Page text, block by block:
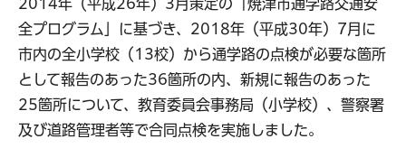
2014年（平成26年）3月策定の「焼津市通学路交通安
全プログラム」に基づき、2018年（平成30年）7月に
市内の全小学校（13校）から通学路の点検が必要な箇所
として報告のあった36箇所の内、新規に報告のあった
25箇所について、教育委員会事務局（小学校）、警察署
及び道路管理者等で合同点検を実施しました。